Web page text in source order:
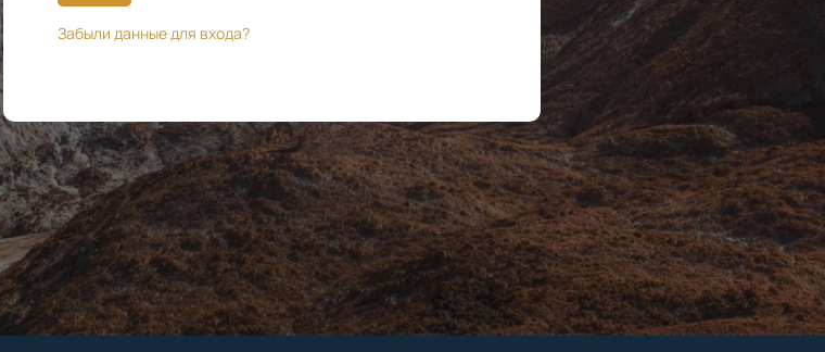
Забыли данные для входа?